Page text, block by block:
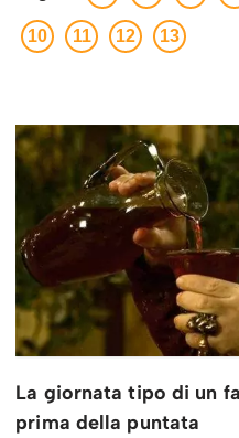
10 11 12 13
La giornata tipo di un
prima della puntata